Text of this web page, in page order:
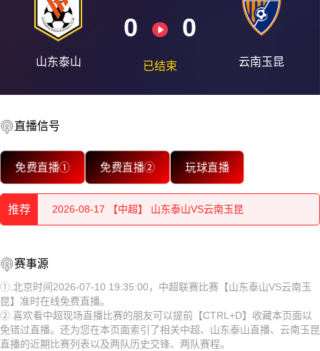
山东泰山
0 0
已结束 云南玉昆
直播信号
免费直播① 免费直播② 玩球直播
推荐
2026-08-17 【中超】 山东泰山VS云南玉昆
2026-08-17 【中超】 山东泰山VS云南玉昆
2026-08-17 【中超】 山东泰山VS云南玉昆
2026-08-17 【中超】 山东泰山VS云南玉昆
2026-08-17 【中超】 山东泰山VS云南玉昆
2026-08-17 【中超】 山东泰山VS云南玉昆
赛事源
①.北京时间2026-07-10 19:35:00，中超联赛比赛【山东泰山VS云南玉
昆】准时在线免费直播。
②.喜欢看中超现场直播比赛的朋友可以提前【CTRL+D】收藏本页面以
免错过直播。还为您在本页面索引了相关中超、山东泰山直播、云南玉昆
直播的近期比赛列表以及两队历史交锋、两队赛程。